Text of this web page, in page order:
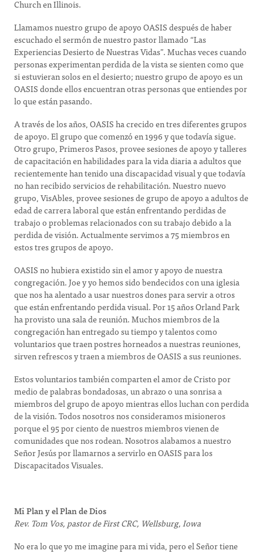
Church en Illinois.
Llamamos nuestro grupo de apoyo OASIS después de haber
escuchado el sermón de nuestro pastor llamado “Las
Experiencias Desierto de Nuestras Vidas”. Muchas veces cuando
personas experimentan perdida de la vista se sienten como que
si estuvieran solos en el desierto; nuestro grupo de apoyo es un
OASIS donde ellos encuentran otras personas que entiendes por
lo que están pasando.
A través de los años, OASIS ha crecido en tres diferentes grupos
de apoyo. El grupo que comenzó en 1996 y que todavía sigue.
Otro grupo, Primeros Pasos, provee sesiones de apoyo y talleres
de capacitación en habilidades para la vida diaria a adultos que
recientemente han tenido una discapacidad visual y que todavía
no han recibido servicios de rehabilitación. Nuestro nuevo
grupo, VisAbles, provee sesiones de grupo de apoyo a adultos de
edad de carrera laboral que están enfrentando perdidas de
trabajo o problemas relacionados con su trabajo debido a la
perdida de visión. Actualmente servimos a 75 miembros en
estos tres grupos de apoyo.
OASIS no hubiera existido sin el amor y apoyo de nuestra
congregación. Joe y yo hemos sido bendecidos con una iglesia
que nos ha alentado a usar nuestros dones para servir a otros
que están enfrentando perdida visual. Por 15 años Orland Park
ha provisto una sala de reunión. Muchos miembros de la
congregación han entregado su tiempo y talentos como
voluntarios que traen postres horneados a nuestras reuniones,
sirven refrescos y traen a miembros de OASIS a sus reuniones.
Estos voluntarios también comparten el amor de Cristo por
medio de palabras bondadosas, un abrazo o una sonrisa a
miembros del grupo de apoyo mientras ellos luchan con perdida
de la visión. Todos nosotros nos consideramos misioneros
porque el 95 por ciento de nuestros miembros vienen de
comunidades que nos rodean. Nosotros alabamos a nuestro
Señor Jesús por llamarnos a servirlo en OASIS para los
Discapacitados Visuales.
Mi Plan y el Plan de Dios
Rev. Tom Vos, pastor de First CRC, Wellsburg, Iowa
No era lo que yo me imagine para mi vida, pero el Señor tiene